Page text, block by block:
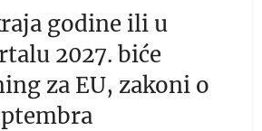
godine ili u
2027. biće
za EU, zakoni o